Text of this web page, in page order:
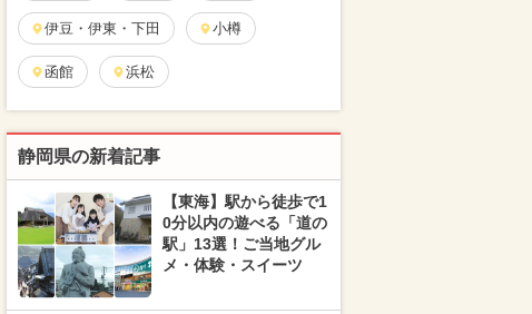
伊豆・伊東・下田 小樽
函館 浜松
静岡県の新着記事
【東海】駅から徒歩で1
0分以内の遊べる「道の
駅」13選！ご当地グル
メ・体験・スイーツ